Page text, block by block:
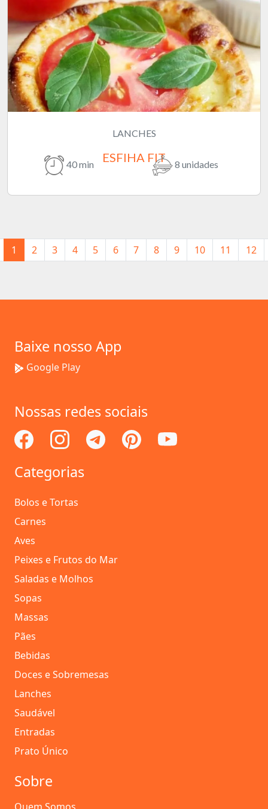
LANCHES
ESFIHA FIT
40 min 8 unidades
1 2 3 4 5 6 7 8 9 10 11 12
Baixe nosso App
Google Play
Nossas redes sociais
Categorias
Bolos e Tortas
Carnes
Aves
Peixes e Frutos do Mar
Saladas e Molhos
Sopas
Massas
Pães
Bebidas
Doces e Sobremesas
Lanches
Saudável
Entradas
Prato Único
Sobre